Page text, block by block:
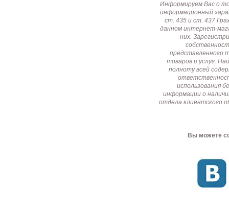
Информируем Вас о
информационный
ст. 435 и ст. 437
данном интернет-
них.
представленного
товаров и услуг.
полноту всей
использования
информации о
отдела клиентского
Вы можете